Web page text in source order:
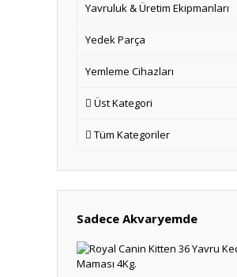
Yavruluk & Üretim Ekipmanları
Yedek Parça
Yemleme Cihazları
Üst Kategori
Tüm Kategoriler
Sadece Akvaryemde